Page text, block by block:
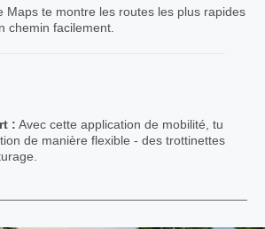
Maps te montre les routes les plus rapides
chemin facilement.
: Avec cette application de mobilité, tu
de manière flexible - des trottinettes